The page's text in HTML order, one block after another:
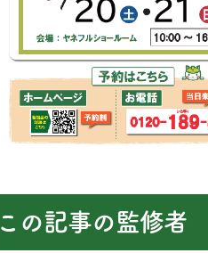
この記事の監修者